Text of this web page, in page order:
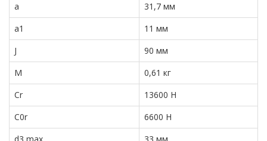
a
31,7 мм
a1
11 мм
J
90 мм
M
0,61 кг
Cr
13600 Н
C0r
6600 Н